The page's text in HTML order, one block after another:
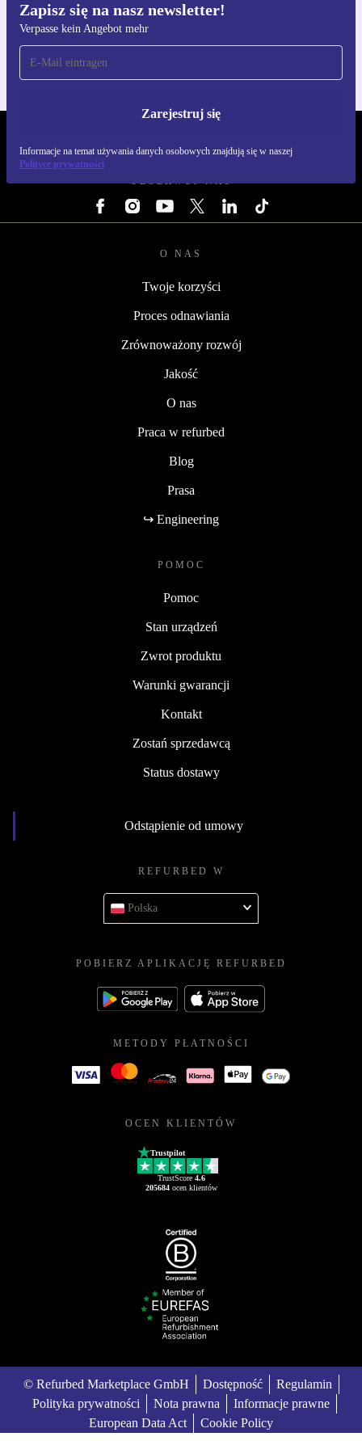
Zapisz się na nasz newsletter!
Verpasse kein Angebot mehr
Zarejestruj się
Informacje na temat używania danych osobowych znajdują się w naszej
Polityce prywatności
Pobierz aplikację refurbed
Dla iOS i Android
OBSERWUJ NAS
O NAS
Twoje korzyści
Proces odnawiania
Zrównoważony rozwój
Jakość
O nas
Praca w refurbed
Blog
Prasa
↪ Engineering
POMOC
Pomoc
Stan urządzeń
Zwrot produktu
Warunki gwarancji
Kontakt
Zostań sprzedawcą
Status dostawy
Odstąpienie od umowy
REFURBED W
Polska
POBIERZ APLIKACJĘ REFURBED
METODY PŁATNOŚCI
OCEN KLIENTÓW
Trustpilot
TrustScore 4.6
205684ocen klientów
© Refurbed Marketplace GmbH Dostępność
Regulamin
Polityka prywatności
Nota prawna
Informacje prawne
European Data Act
Cookie Policy